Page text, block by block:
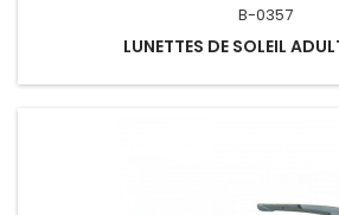
B-0357
LUNETTES DE SOLEIL